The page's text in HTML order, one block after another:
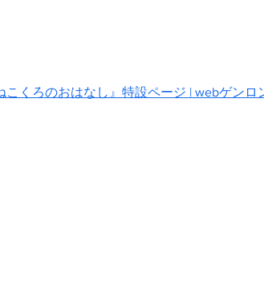
くろのおはなし』特設ページ | webゲンロ